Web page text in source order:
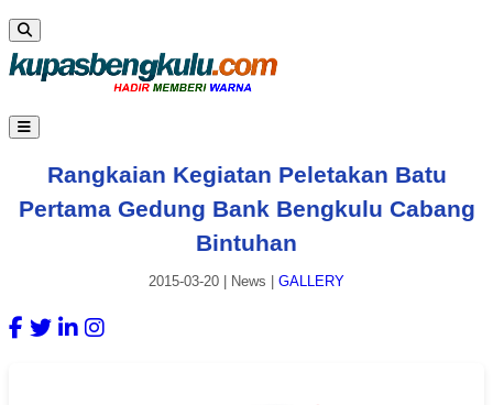
Rangkaian Kegiatan Peletakan Batu
Pertama Gedung Bank Bengkulu Cabang
Bintuhan
2015-03-20 News GALLERY